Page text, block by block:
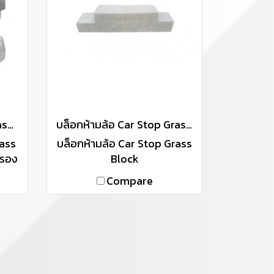
บล็อกหญ้า (ขนาดเล็ก) Grass Block - Small
อง
บล็อกห้ามล้อ Car Stop Grass Block
บล็อกห้ามล้อ Car Stop Grass
Block
Compare